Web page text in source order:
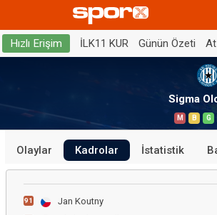
Hızlı Erişim İLK11 KUR Günün Özeti At
Sigma
M B G
Olaylar Kadrolar İstatistik
91 Jan Koutny